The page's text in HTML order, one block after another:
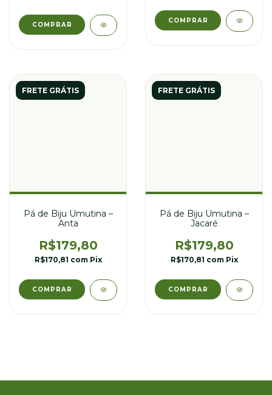
FRETE GRÁTIS
Pá de Biju Umutina –
Anta
R$179,80
R$170,81 com Pix
FRETE GRÁTIS
Pá de Biju Umutina –
Jacaré
R$179,80
R$170,81 com Pix